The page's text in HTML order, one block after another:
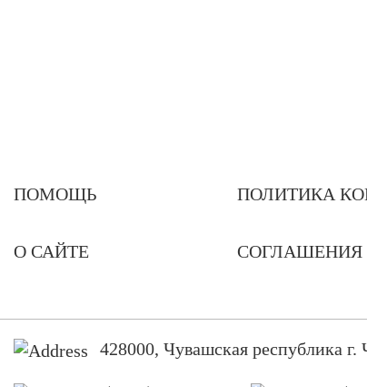
ПОМОЩЬ
О САЙТЕ
ПОЛИТИКА
СОГЛАШЕНИЯ
428000, Чувашская республика